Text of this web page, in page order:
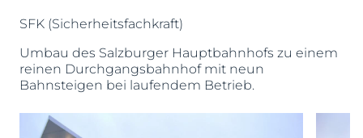
SFK (Sicherheitsfachkraft)
Umbau des Salzburger Hauptbahnhofs zu einem
reinen Durchgangsbahnhof mit neun
Bahnsteigen bei laufendem Betrieb.